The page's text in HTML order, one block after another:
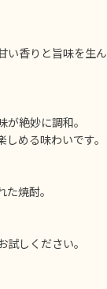
い香りと旨味を生ん
絶妙に調和。
める味わいです。
焼酎。
しください。